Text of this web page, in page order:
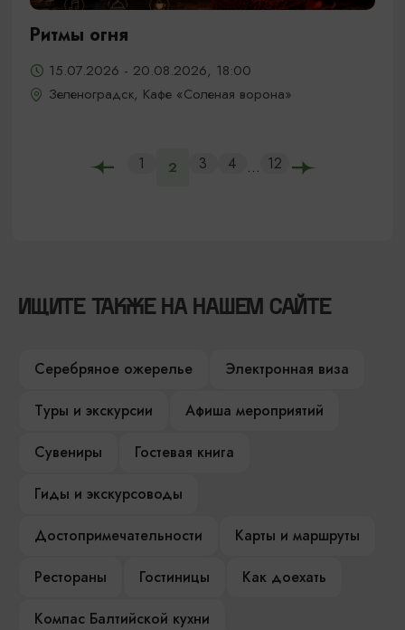
Ритмы огня
15.07.2026 - 20.08.2026, 18:00
Зеленоградск, Кафе «Соленая ворона»
1 2 3 4 ... 12
ИЩИТЕ ТАКЖЕ НА НАШЕМ САЙТЕ
Серебряное ожерелье
Электронная виза
Туры и экскурсии
Афиша мероприятий
Сувениры
Гостевая книга
Гиды и экскурсоводы
Достопримечательности
Карты и маршруты
Рестораны
Гостиницы
Как доехать
Компас Балтийской кухни